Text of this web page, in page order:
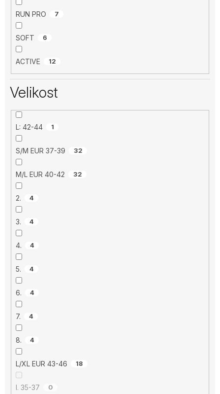
RUN PRO 7
SOFT 6
ACTIVE 12
Velikost
L: 42-44 1
S/M EUR 37-39 32
M/L EUR 40-42 32
2. 4
3. 4
4. 4
5. 4
6. 4
7. 4
8. 4
L/XL EUR 43-46 18
I. 35-37 0